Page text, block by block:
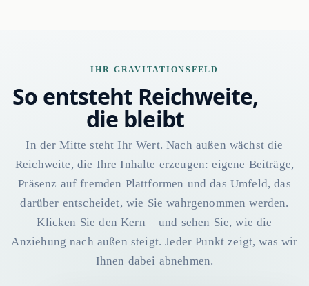
IHR GRAVITATIONSFELD
So entsteht Reichweite,
die bleibt
In der Mitte steht Ihr Wert. Nach außen wächst die
Reichweite, die Ihre Inhalte erzeugen: eigene Beiträge,
Präsenz auf fremden Plattformen und das Umfeld, das
darüber entscheidet, wie Sie wahrgenommen werden.
Klicken Sie den Kern – und sehen Sie, wie die
Anziehung nach außen steigt. Jeder Punkt zeigt, was wir
Ihnen dabei abnehmen.